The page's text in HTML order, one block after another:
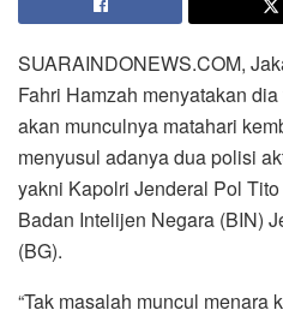
SUARAINDONEWS.COM,
Fahri Hamzah menyatakan
akan munculnya matahari
menyusul adanya dua polisi
yakni Kapolri Jenderal Pol
Badan Intelijen Negara (BIN)
(BG).
“Tak masalah muncul menara